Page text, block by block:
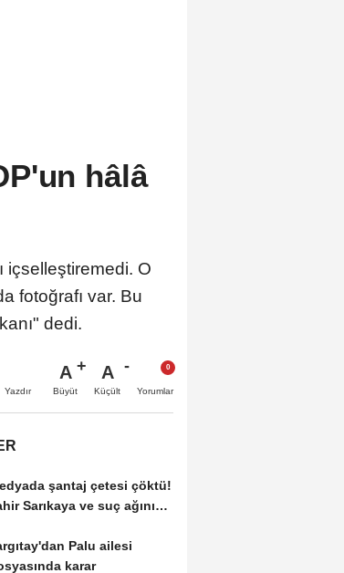
hâlâ
içselleştiremedi. O
fotoğrafı var. Bu
dedi.
Yazdır
A
Büyüt
A
Küçült Yorumlar
şantaj çetesi çöktü!
Sarıkaya ve suç ağının
Palu ailesi
karar